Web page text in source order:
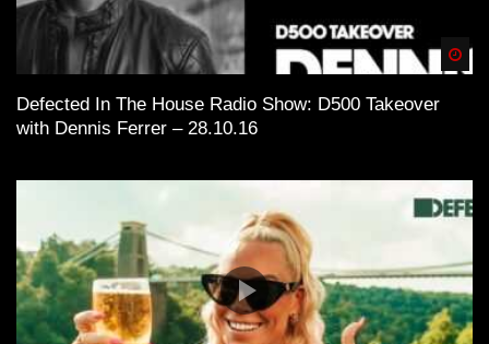
Defected In The House Radio Show: D500 Takeover
with Dennis Ferrer – 28.10.16